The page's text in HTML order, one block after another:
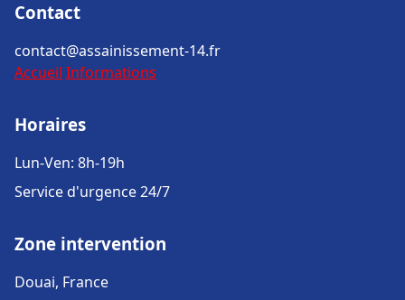
Contact
contact@assainissement-14.fr
Accueil Informations
Horaires
Lun-Ven: 8h-19h
Service d'urgence 24/7
Zone intervention
Douai, France